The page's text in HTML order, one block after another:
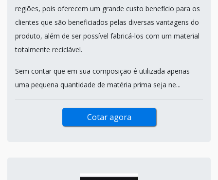
regiões, pois oferecem um grande custo benefício para os
clientes que são beneficiados pelas diversas vantagens do
produto, além de ser possível fabricá-los com um material
totalmente reciclável.
Sem contar que em sua composição é utilizada apenas
uma pequena quantidade de matéria prima seja ne...
Cotar agora